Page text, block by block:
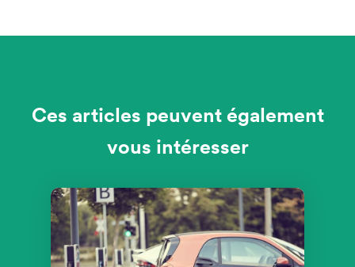
Ces articles peuvent également
vous intéresser